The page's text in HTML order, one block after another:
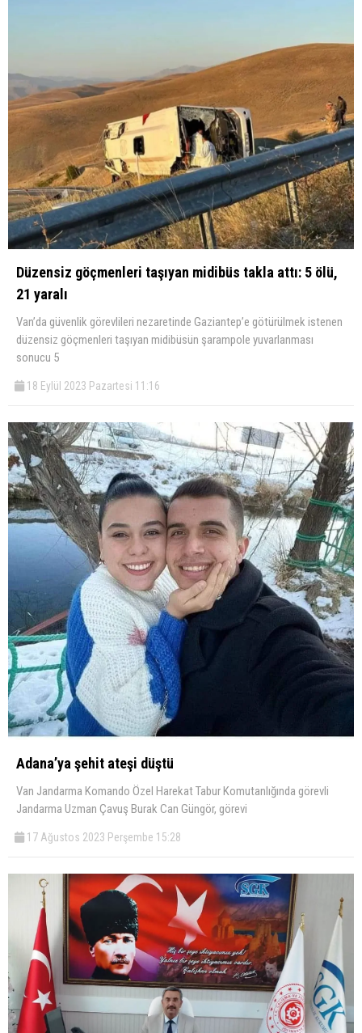
Düzensiz göçmenleri taşıyan midibüs takla attı: 5 ölü,
21 yaralı
Van’da güvenlik görevlileri nezaretinde Gaziantep’e götürülmek istenen
düzensiz göçmenleri taşıyan midibüsün şarampole yuvarlanması
sonucu 5
18 Eylül 2023 Pazartesi 11:16
Adana’ya şehit ateşi düştü
Van Jandarma Komando Özel Harekat Tabur Komutanlığında görevli
Jandarma Uzman Çavuş Burak Can Güngör, görevi
17 Ağustos 2023 Perşembe 15:28